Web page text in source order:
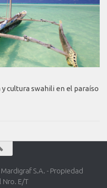
cultura swahili en el paraíso
S.A. - Propiedad
E/T